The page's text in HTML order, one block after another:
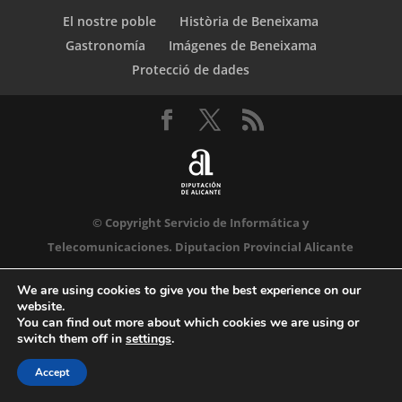
El nostre poble
Història de Beneixama
Gastronomía
Imágenes de Beneixama
Protecció de dades
© Copyright Servicio de Informática y
Telecomunicaciones. Diputacion Provincial Alicante
We are using cookies to give you the best experience on our
website.
You can find out more about which cookies we are using or
switch them off in settings.
Accept